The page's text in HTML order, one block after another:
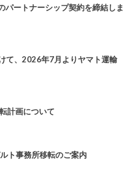
パートナーシップ契約を締結しま
て、2026年7月よりヤマト運輸
計画について
ト事務所移転のご案内